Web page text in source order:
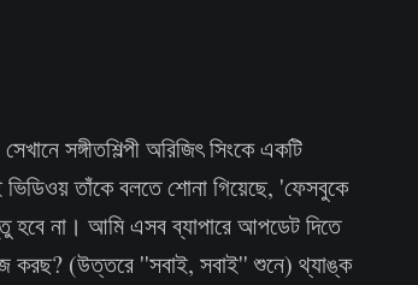
সঙ্গীতশিল্পী অরিজিৎ সিংকে একটি
ভিডিওয় তাঁকে বলতে শোনা গিয়েছে, 'ফেসবুকে
হবে না। আমি এসব ব্যাপারে আপডেট দিতে
করছ? (উত্তরে ''সবাই, সবাই'' শুনে) থ্যাঙ্ক